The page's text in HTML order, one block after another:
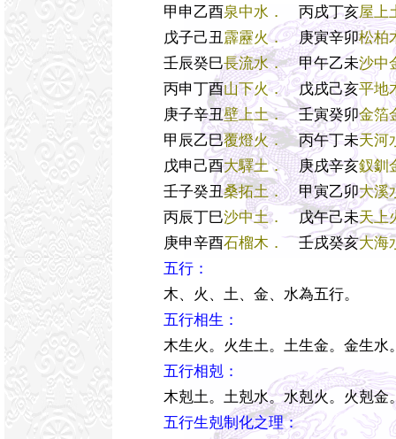
甲申乙酉泉中水． 丙戌丁亥屋上
戊子己丑霹靂火．庚寅辛卯松柏
壬辰癸巳長流水．甲午乙未沙中
丙申丁酉山下火．戊戌己亥平地
庚子辛丑壁上土．壬寅癸卯金箔
甲辰乙巳覆燈火．丙午丁未天河
戊申己酉大驛土．庚戌辛亥釵釧
壬子癸丑桑拓土．甲寅乙卯大溪
丙辰丁巳沙中土． 戊午己未天上
庚申辛酉石榴木． 壬戌癸亥大海
五行：
木、火、土、金、水為五行。
五行相生：
木生火。火生土。土生金。金生水
五行相剋：
木剋土。土剋水。水剋火。火剋金
五行生剋制化之理：